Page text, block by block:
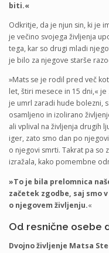
biti.«
Odkritje, da je njun sin, ki je
je večino svojega življenja
tega, kar so drugi mladi
je bilo za njegove starše
»Mats se je rodil pred več
let, štiri mesece in 15 dni,«
je umrl zaradi hude bolezni,
osamljeno in izolirano
ali vplival na življenja drugih
iger, zato smo dan po
o njegovi smrti. Takrat pa so
izražala, kako pomembne
»To je bila prelomnica
začetek zgodbe, saj smo
o njegovem življenju.«
Od resnične osebe
Dvojno življenje Matsa